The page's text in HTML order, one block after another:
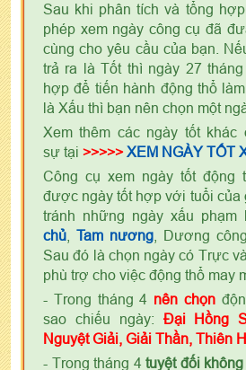
Sau khi phân tích và tổng
phép xem ngày công cụ đã
cùng cho yêu cầu của bạn.
trả ra là Tốt thì ngày 27
hợp để tiến hành động thổ
là Xấu thì bạn nên chọn một
Xem thêm các ngày tốt khác
sự tại >>>>> XEM NGÀY TỐT
Công cụ xem ngày tốt động
được ngày tốt hợp với tuổi của
tránh những ngày xấu phạm
chủ
Tam nương , Dương
Sau đó là chọn ngày có Trực
phù trợ cho việc động thổ may
- Trong tháng 4 nên chọn
sao chiếu ngày: Đại Hồng
Nguyệt Giải, Giải Thần, Thiên
- Trong tháng 4 tuyệt đối không